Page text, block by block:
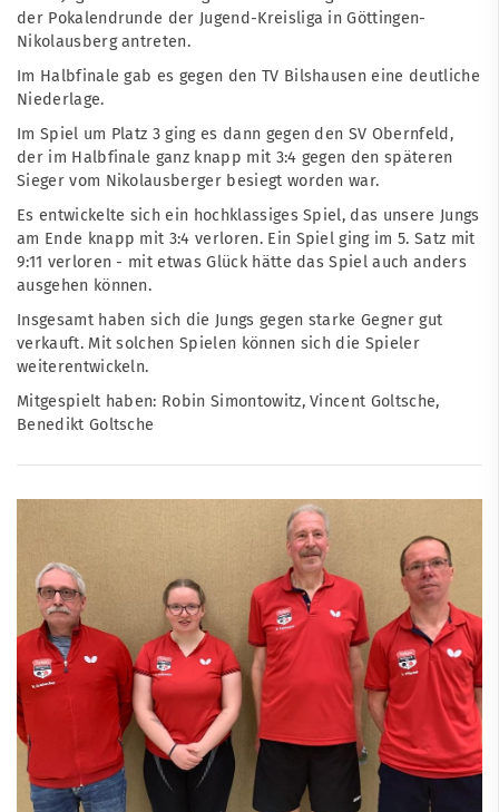
der Pokalendrunde der Jugend-Kreisliga in Göttingen-
Nikolausberg antreten.
Im Halbfinale gab es gegen den TV Bilshausen eine deutliche
Niederlage.
Im Spiel um Platz 3 ging es dann gegen den SV Obernfeld,
der im Halbfinale ganz knapp mit 3:4 gegen den späteren
Sieger vom Nikolausberger besiegt worden war.
Es entwickelte sich ein hochklassiges Spiel, das unsere Jungs
am Ende knapp mit 3:4 verloren. Ein Spiel ging im 5. Satz mit
9:11 verloren - mit etwas Glück hätte das Spiel auch anders
ausgehen können.
Insgesamt haben sich die Jungs gegen starke Gegner gut
verkauft. Mit solchen Spielen können sich die Spieler
weiterentwickeln.
Mitgespielt haben: Robin Simontowitz, Vincent Goltsche,
Benedikt Goltsche